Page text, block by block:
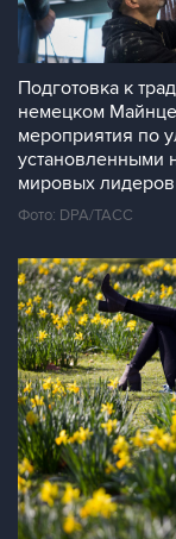
Подготовка к
немецком
мероприятия по
установленными
мировых лидеров
Фото: DPA/ТАСС